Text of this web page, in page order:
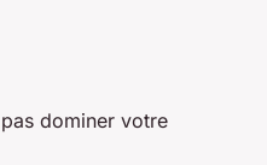
dominer votre